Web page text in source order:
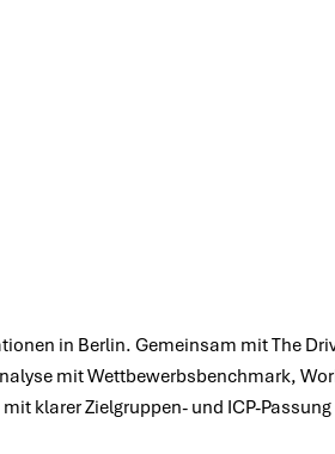
in Berlin. Gemeinsam mit The
mit Wettbewerbsbenchmark,
klarer Zielgruppen- und ICP-